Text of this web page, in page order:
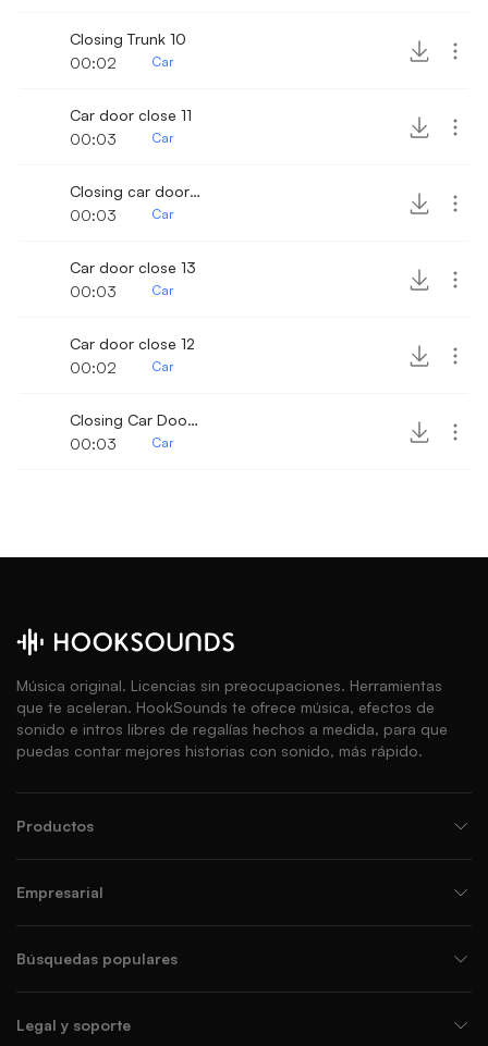
Closing Trunk 10
00:02
Car
Car door close 11
00:03
Car
Closing car door 20
00:03
Car
Car door close 13
00:03
Car
Car door close 12
00:02
Car
Closing Car Door 25
00:03
Car
Música original. Licencias sin preocupaciones. Herramientas
que te aceleran. HookSounds te ofrece música, efectos de
sonido e intros libres de regalías hechos a medida, para que
puedas contar mejores historias con sonido, más rápido.
Productos
Empresarial
Búsquedas populares
Legal y soporte